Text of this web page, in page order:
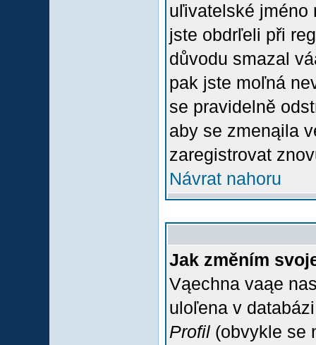
uľivatelské jméno
jste obdrľeli při
důvodu smazal
pak jste moľná
se pravidelně
aby se zmenąila
zaregistrovat
Návrat nahoru
Jak změním
Vąechna vaąe
uloľena v
Profil (obvykle se